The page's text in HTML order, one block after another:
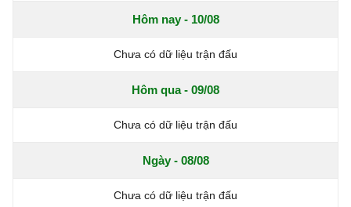
Hôm nay - 10/08
Chưa có dữ liệu trận đấu
Hôm qua - 09/08
Chưa có dữ liệu trận đấu
Ngày - 08/08
Chưa có dữ liệu trận đấu